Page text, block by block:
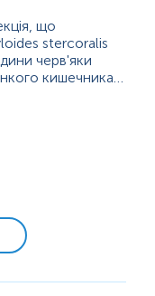
що
stercoralis
черв'яки
кишечника,
у легені,
і ковтаються.